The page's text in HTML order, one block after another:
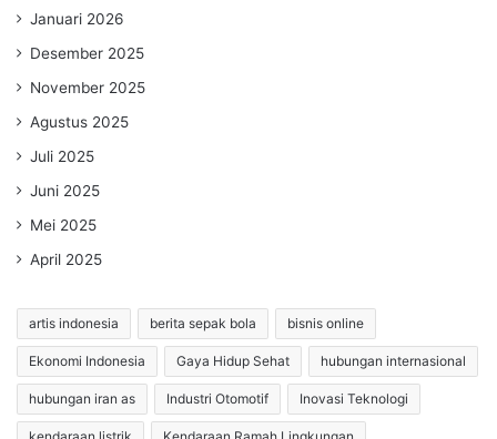
Januari 2026
Desember 2025
November 2025
Agustus 2025
Juli 2025
Juni 2025
Mei 2025
April 2025
artis indonesia berita sepak bola bisnis online
Ekonomi Indonesia Gaya Hidup Sehat hubungan internasional
hubungan iran as Industri Otomotif Inovasi Teknologi